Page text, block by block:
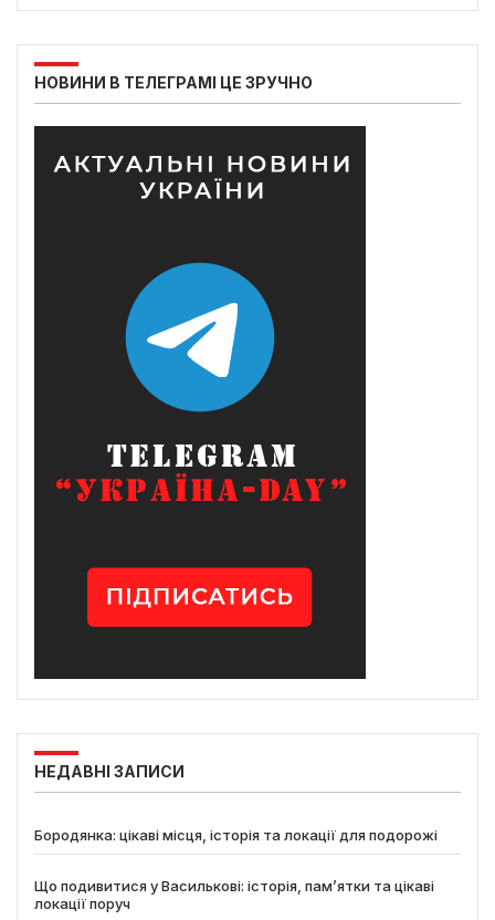
НОВИНИ В ТЕЛЕГРАМІ ЦЕ ЗРУЧНО
НЕДАВНІ ЗАПИСИ
Бородянка: цікаві місця, історія та локації для подорожі
Що подивитися у Василькові: історія, пам’ятки та цікаві
локації поруч